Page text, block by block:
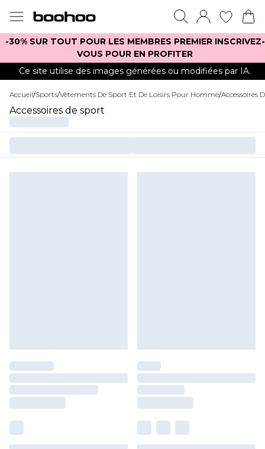
-30% SUR TOUT POUR LES MEMBRES PREMIER INSCRIVEZ-
VOUS POUR EN PROFITER
Ce site utilise des images générées ou modifiées par IA.
Accueil/Sports/Vêtements De Sport Et De Loisirs Pour Homme/Accessoires
Accessoires de sport